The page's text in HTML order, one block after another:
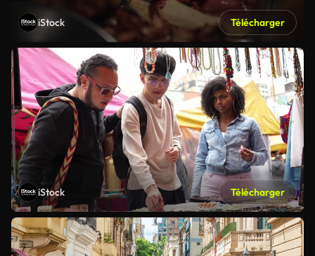
iStock Télécharger
iStock Télécharger